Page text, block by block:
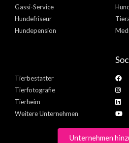
Gassi-Service
Hundefriseur
Hundepension
Tierbestatter
Tierfotografie
Tierheim
Weitere Unternehmen
Unternehmen